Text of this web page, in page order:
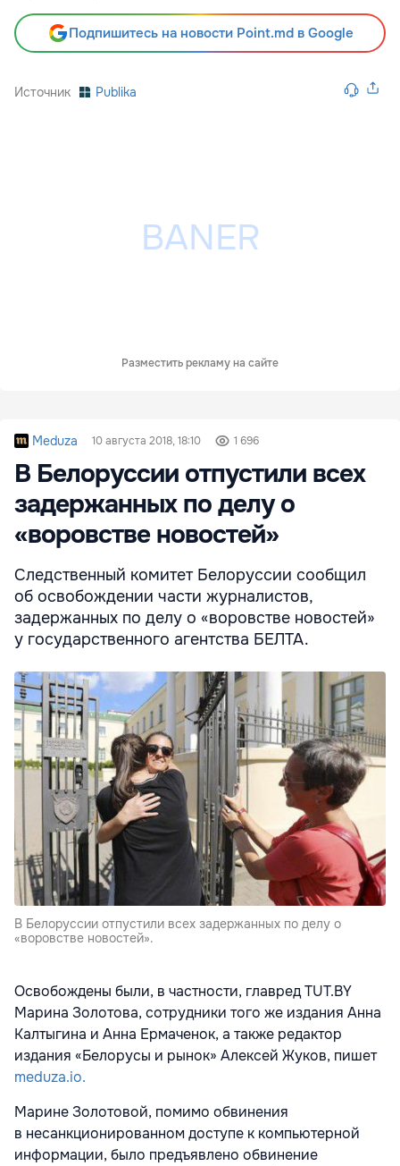
Подпишитесь на новости Point.md в Google
Источник Publika
Разместить рекламу на сайте
Meduza 10 августа 2018, 18:10 1 696
В Белоруссии отпустили всех
задержанных по делу о
«воровстве новостей»
Следственный комитет Белоруссии сообщил
об освобождении части журналистов,
задержанных по делу о «воровстве новостей»
у государственного агентства БЕЛТА.
В Белоруссии отпустили всех задержанных по делу о
«воровстве новостей».
Освобождены были, в частности, главред TUT.BY
Марина Золотова, сотрудники того же издания Анна
Калтыгина и Анна Ермаченок, а также редактор
издания «Белорусы и рынок» Алексей Жуков, пишет
meduza.io.
Марине Золотовой, помимо обвинения
в несанкционированном доступе к компьютерной
информации, было предъявлено обвинение